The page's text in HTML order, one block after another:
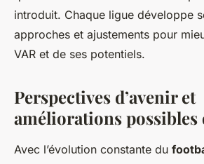
introduit. Chaque ligue développe
approches et ajustements pour
VAR et de ses potentiels.
Perspectives d’avenir et
améliorations possibles
Avec l’évolution constante du